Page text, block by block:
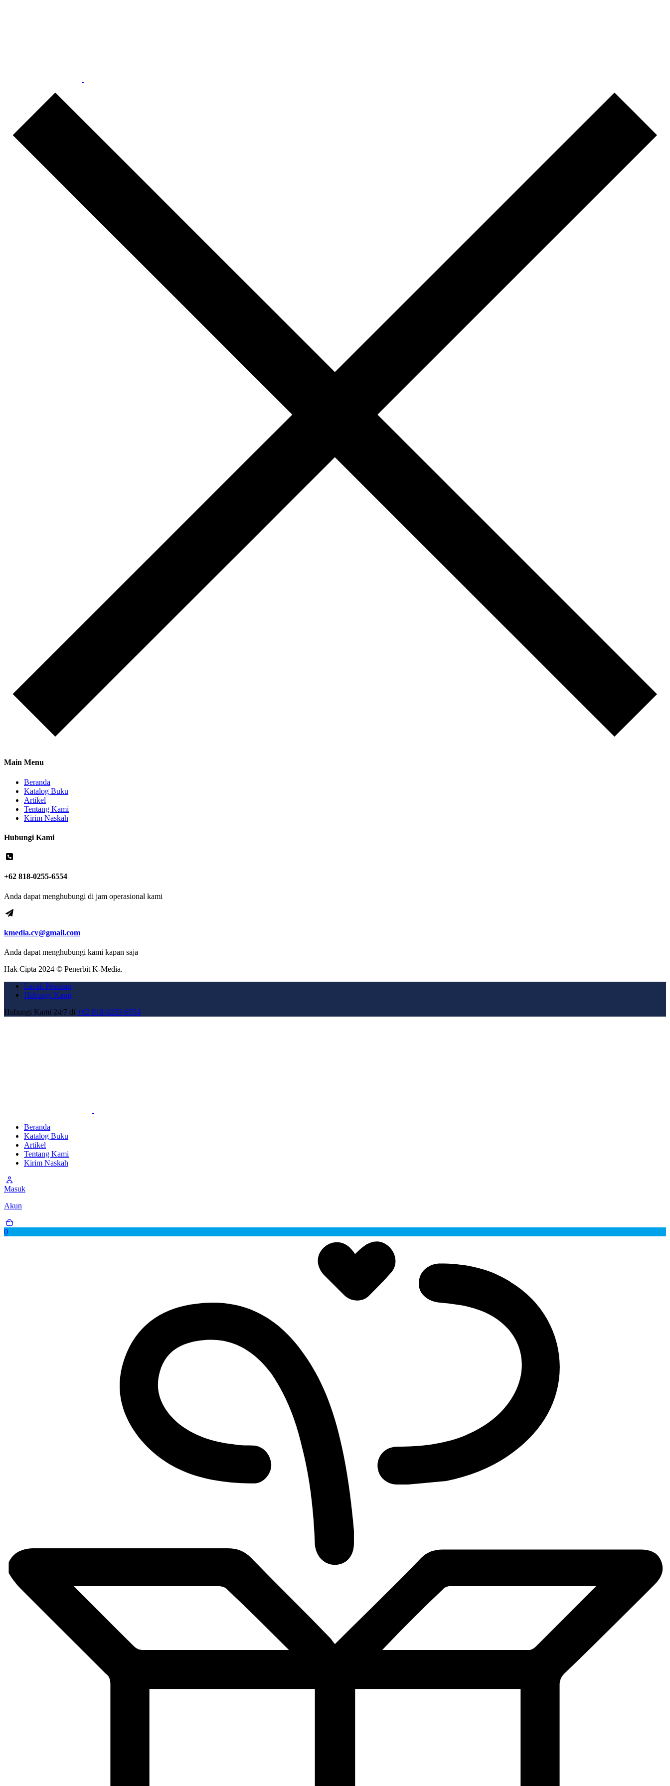
Main Menu
Beranda
Katalog Buku
Artikel
Tentang Kami
Kirim Naskah
Hubungi Kami
+62 818-0255-6554
Anda dapat menghubungi di jam operasional kami
kmedia.cv@gmail.com
Anda dapat menghubungi kami kapan saja
Hak Cipta 2024 © Penerbit K-Media.
Lacak Pesanan
Hubungi Kami
Hubungi Kami 24/7 di +62 818-0255-6554
Beranda
Katalog Buku
Artikel
Tentang Kami
Kirim Naskah
Masuk
Akun
0